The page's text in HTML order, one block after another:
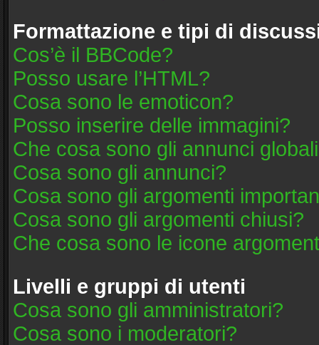
Formattazione e tipi di
Cos’è il BBCode?
Posso usare l’HTML?
Cosa sono le emoticon?
Posso inserire delle immagini?
Che cosa sono gli annunci
Cosa sono gli annunci?
Cosa sono gli argomenti
Cosa sono gli argomenti chiusi?
Che cosa sono le icone
Livelli e gruppi di utenti
Cosa sono gli amministratori?
Cosa sono i moderatori?